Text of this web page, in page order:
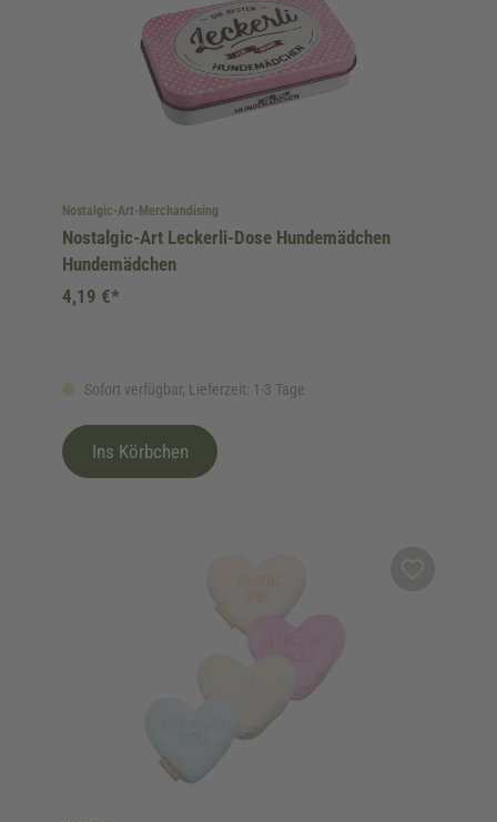
Nostalgic-Art-Merchandising
Nostalgic-Art Leckerli-Dose Hundemädchen
Hundemädchen
Sofort verfügbar, Lieferzeit: 1-3 Tage
4,19 €*
Ins Körbchen